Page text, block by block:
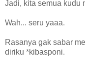
Jadi, kita semua kudu
Wah... seru yaaa.
Rasanya gak sabar
diriku *kibasponi.